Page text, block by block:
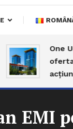
One
oferta de
acțiunilor
EMI